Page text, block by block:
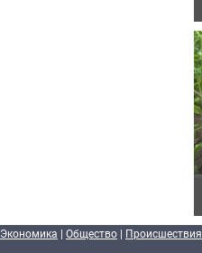
Экономика | Общество | Происшествия